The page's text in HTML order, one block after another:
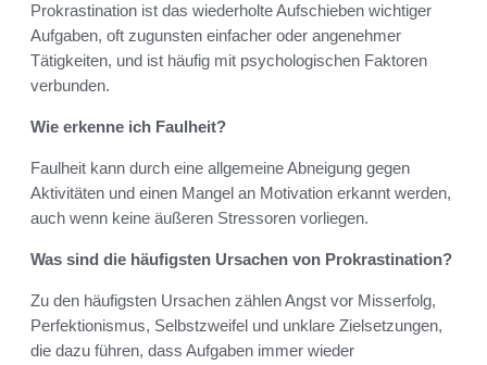
Prokrastination ist das wiederholte Aufschieben wichtiger
Aufgaben, oft zugunsten einfacher oder angenehmer
Tätigkeiten, und ist häufig mit psychologischen Faktoren
verbunden.
Wie erkenne ich Faulheit?
Faulheit kann durch eine allgemeine Abneigung gegen
Aktivitäten und einen Mangel an Motivation erkannt werden,
auch wenn keine äußeren Stressoren vorliegen.
Was sind die häufigsten Ursachen von Prokrastination?
Zu den häufigsten Ursachen zählen Angst vor Misserfolg,
Perfektionismus, Selbstzweifel und unklare Zielsetzungen,
die dazu führen, dass Aufgaben immer wieder